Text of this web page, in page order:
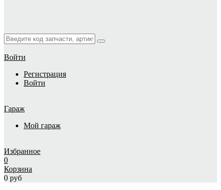
Войти
Регистрация
Войти
Гараж
Мой гараж
Избранное
0
Корзина
0 руб